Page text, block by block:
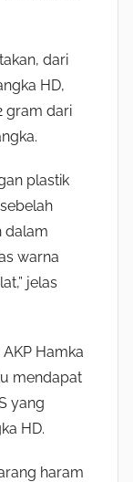
dari
HD,
gram dari
plastik
dalam
warna
jelas
Hamka
mendapat
yang
HD.
haram